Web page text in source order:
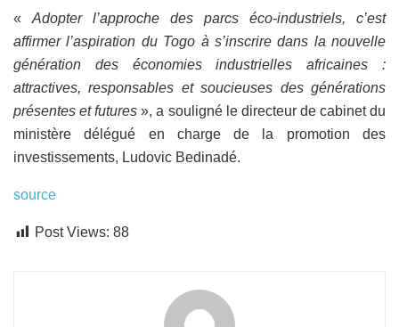
« Adopter l’approche des parcs éco-industriels, c’est
affirmer l’aspiration du Togo à s’inscrire dans la nouvelle
génération des économies industrielles africaines :
attractives, responsables et soucieuses des générations
présentes et futures », a souligné le directeur de cabinet du
ministère délégué en charge de la promotion des
investissements, Ludovic Bedinadé.
source
Post Views: 88